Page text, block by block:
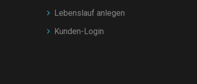
Lebenslauf anlegen
Kunden-Login